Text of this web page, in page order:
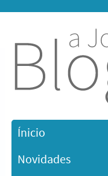
Ínicio
Novidades